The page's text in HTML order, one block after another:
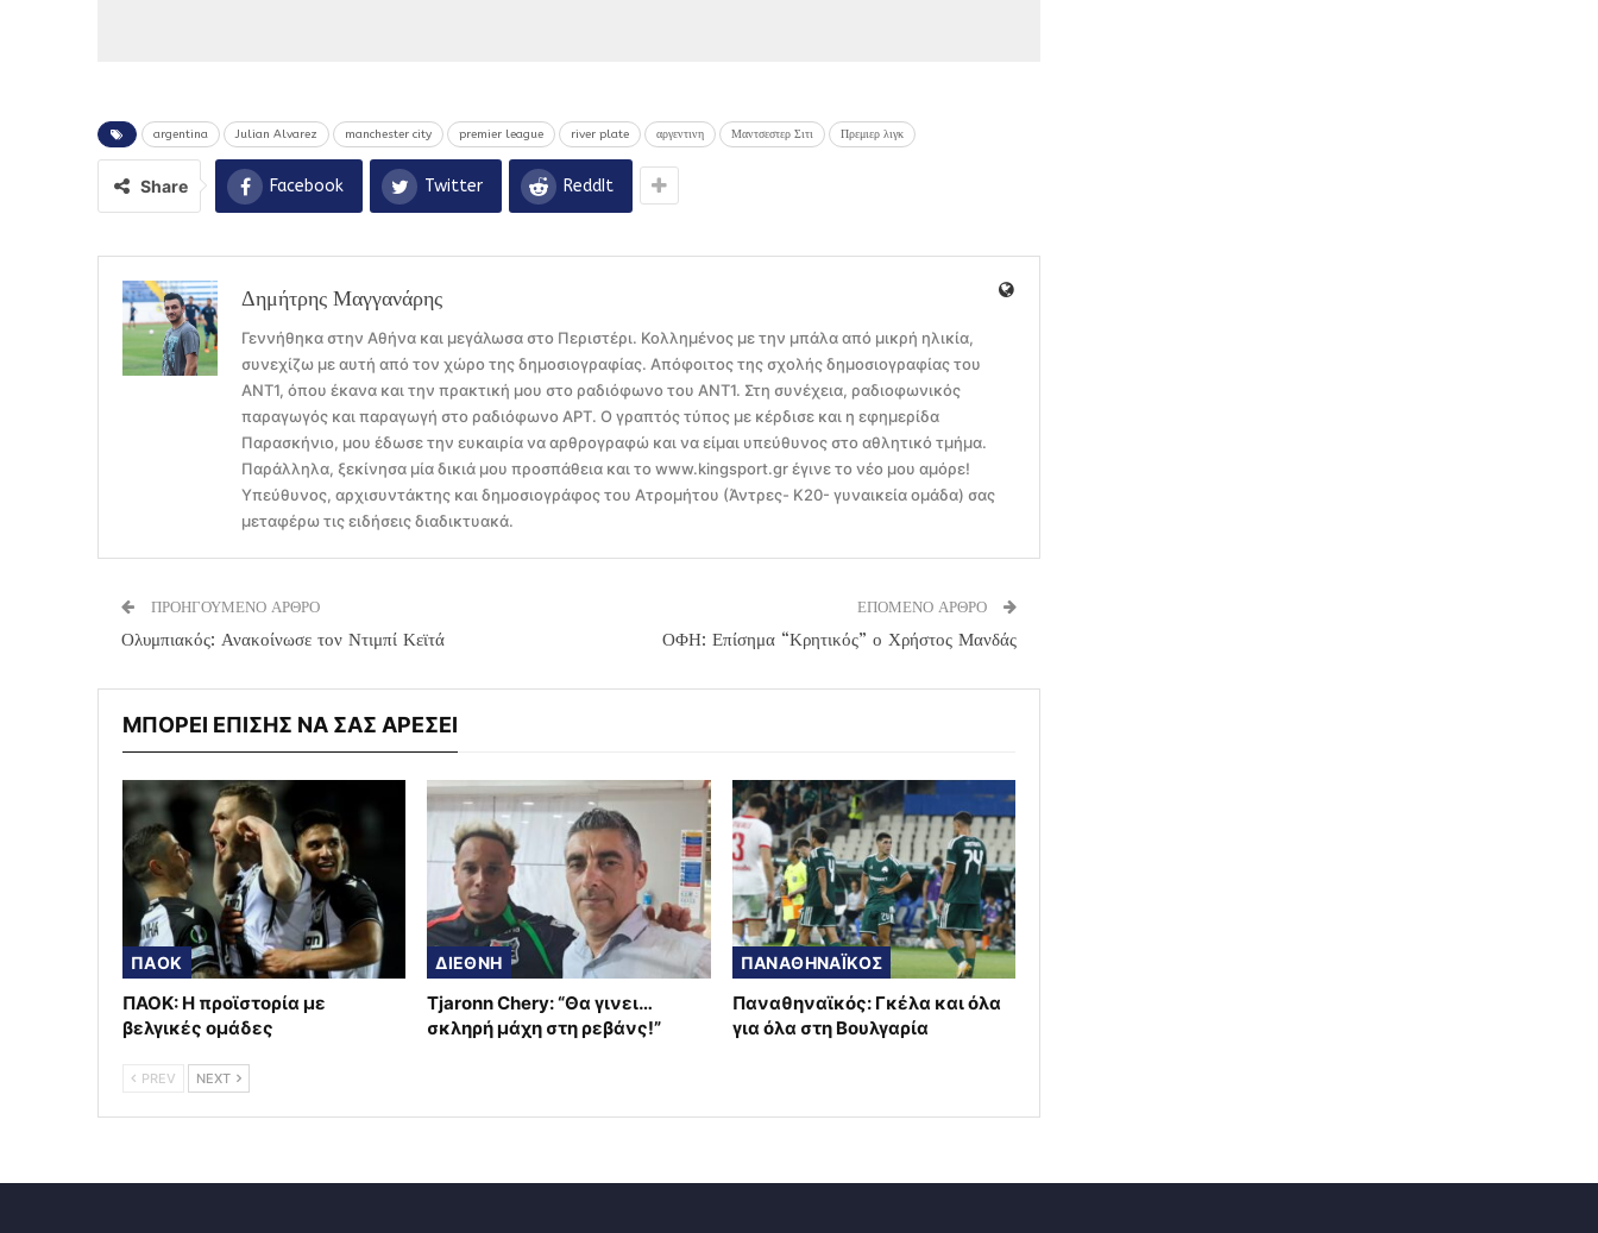
argentina Julian Alvarez manchester city premier league river plate αργεντινη Μαντσεστερ Σιτι Πρεμιερ λιγκ
Share Facebook Twitter ReddIt
Δημήτρης Μαγγανάρης
Γεννήθηκα στην Αθήνα και μεγάλωσα στο Περιστέρι. Κολλημένος με την μπάλα από μικρή ηλικία,
συνεχίζω με αυτή από τον χώρο της δημοσιογραφίας. Απόφοιτος της σχολής δημοσιογραφίας του
ΑΝΤ1, όπου έκανα και την πρακτική μου στο ραδιόφωνο του ΑΝΤ1. Στη συνέχεια, ραδιοφωνικός
παραγωγός και παραγωγή στο ραδιόφωνο ΑΡΤ. Ο γραπτός τύπος με κέρδισε και η εφημερίδα
Παρασκήνιο, μου έδωσε την ευκαιρία να αρθρογραφώ και να είμαι υπεύθυνος στο αθλητικό τμήμα.
Παράλληλα, ξεκίνησα μία δικιά μου προσπάθεια και το www.kingsport.gr έγινε το νέο μου αμόρε!
Υπεύθυνος, αρχισυντάκτης και δημοσιογράφος του Ατρομήτου (Άντρες- Κ20- γυναικεία ομάδα) σας
μεταφέρω τις ειδήσεις διαδικτυακά.
ΠΡΟΗΓΟΥΜΕΝΟ ΑΡΘΡΟ
Ολυμπιακός: Ανακοίνωσε τον Ντιμπί Κεϊτά
ΕΠΟΜΕΝΟ ΑΡΘΡΟ
ΟΦΗ: Επίσημα “Κρητικός” ο Χρήστος Μανδάς
ΜΠΟΡΕΙ ΕΠΙΣΗΣ ΝΑ ΣΑΣ ΑΡΕΣΕΙ
ΠΑΟΚ
ΠΑΟΚ: Η προϊστορία με
βελγικές ομάδες
ΔΙΕΘΝΗ
Tjaronn Chery: “Θα γινει…
σκληρή μάχη στη ρεβάνς!”
ΠΑΝΑΘΗΝΑΪΚΟΣ
Παναθηναϊκός: Γκέλα και όλα
για όλα στη Βουλγαρία
PREV NEXT